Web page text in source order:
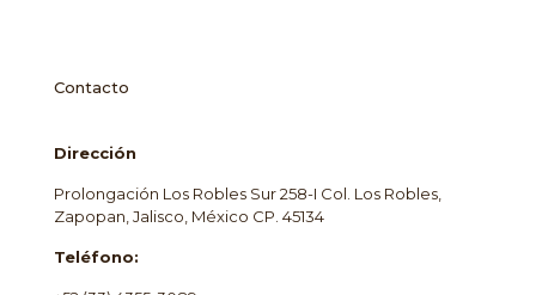
Contacto
Dirección
Prolongación Los Robles Sur 258-I Col. Los Robles,
Zapopan, Jalisco, México CP. 45134
Teléfono: